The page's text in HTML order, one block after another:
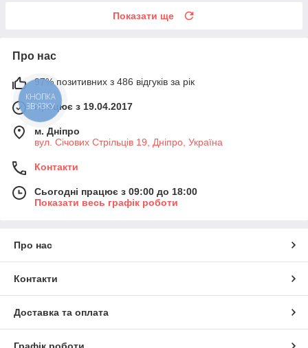
Показати ще
Про нас
97% позитивних з 486 відгуків за рік
Працює з 19.04.2017
м. Дніпро
вул. Січових Стрільців 19, Дніпро, Україна
Контакти
Сьогодні працює з 09:00 до 18:00
Показати весь графік роботи
Про нас
Контакти
Доставка та оплата
КНОПКА
ЗВ'ЯЗКУ